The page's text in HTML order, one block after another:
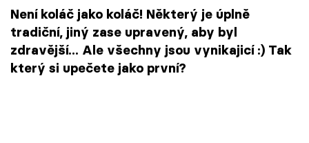
Sledujte nás
Není koláč jako koláč! Některý je úplně
tradiční, jiný zase upravený, aby byl
zdravější... Ale všechny jsou vynikajicí :) Tak
který si upečete jako první?